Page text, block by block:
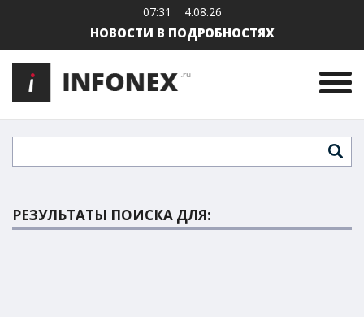
07:31 4.08.26
НОВОСТИ В ПОДРОБНОСТЯХ
РЕЗУЛЬТАТЫ ПОИСКА ДЛЯ: